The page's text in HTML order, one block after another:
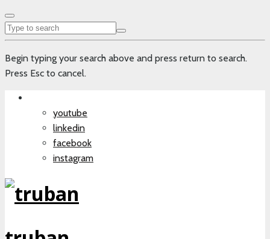
Begin typing your search above and press return to search.
Press Esc to cancel.
youtube
linkedin
facebook
instagram